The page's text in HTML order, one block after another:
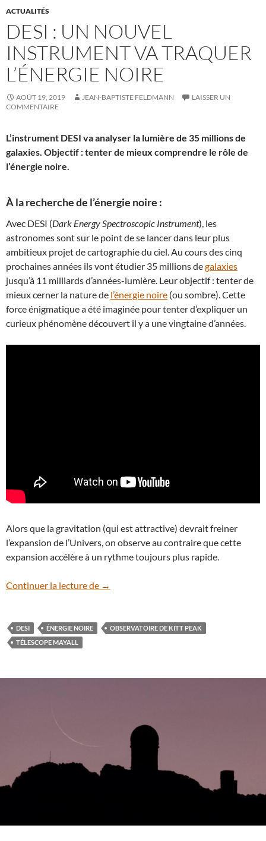
ACTUALITÉS
DESI : UN NOUVEL
INSTRUMENT VA TRAQUER
L’ÉNERGIE NOIRE
AOÛT 19, 2019 JEAN-BAPTISTE FELDMANN
LAISSER UN
COMMENTAIRE
L’instrument DESI va analyser la lumière de 35 millions de
galaxies. Objectif : tenter de mieux comprendre le rôle de
l’énergie noire.
À la recherche de l’énergie noire :
Avec DESI (Dark Energy Spectroscopic Instrument), les
astronomes sont sur le point de se lancer dans leur plus
ambitieux projet de cartographie du ciel. Au cours des cinq
prochaines années ils vont étudier 35 millions degalaxies
jusqu’à 11 milliards d’années-lumière. Leur objectif : tenter de
mieux cerner la nature de l’énergie noire (ou sombre). Cette
force énigmatique a été imaginée pour tenter d’expliquer un
curieux phénomène découvert il y a une vingtaine d’années.
Alors que la gravitation (qui est attractive) devrait freiner
l’expansion de l’Univers, on observe au contraire que cette
expansion accélère à un rythme toujours plus rapide.
Continuer la lecture de DESI : un nouvel instrument va traquer
→
DESI ÉNERGIE NOIRE
OBSERVATOIRE DE KITT PEAK
TÉLESCOPE MAYALL